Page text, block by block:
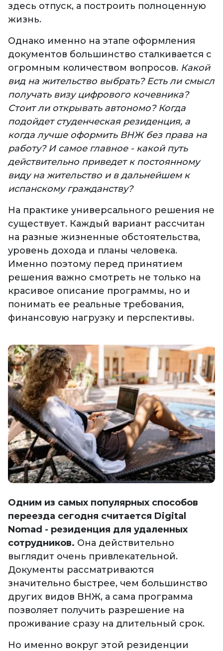
здесь отпуск, а построить полноценную
жизнь.
Однако именно на этапе оформления
документов большинство сталкивается с
огромным количеством вопросов. Какой
вид на жительство выбрать? Есть ли смысл
получать визу цифрового кочевника?
Стоит ли открывать автономо? Когда
подойдет студенческая резиденция, а
когда лучше оформить ВНЖ без права на
работу? И самое главное - какой путь
действительно приведет к постоянному
виду на жительство и в дальнейшем к
испанскому гражданству?
На практике универсального решения не
существует. Каждый вариант рассчитан
на разные жизненные обстоятельства,
уровень дохода и планы человека.
Именно поэтому перед принятием
решения важно смотреть не только на
красивое описание программы, но и
понимать ее реальные требования,
финансовую нагрузку и перспективы.
Одним из самых популярных способов
переезда сегодня считается Digital
Nomad - резиденция для удаленных
сотрудников. Она действительно
выглядит очень привлекательной.
Документы рассматриваются
значительно быстрее, чем большинство
других видов ВНЖ, а сама программа
позволяет получить разрешение на
проживание сразу на длительный срок.
Но именно вокруг этой резиденции